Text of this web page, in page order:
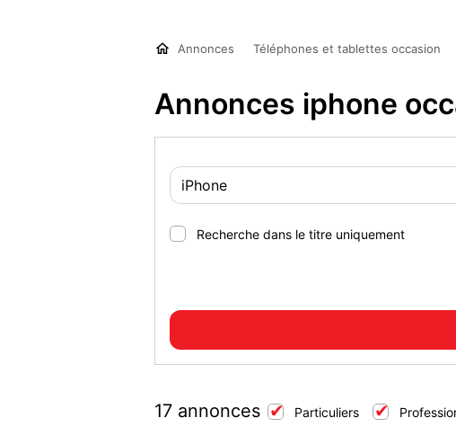
Annonces Téléphones et tablettes occasion
Annonces iphone
Recherche dans le titre uniquement
17 annonces Particuliers